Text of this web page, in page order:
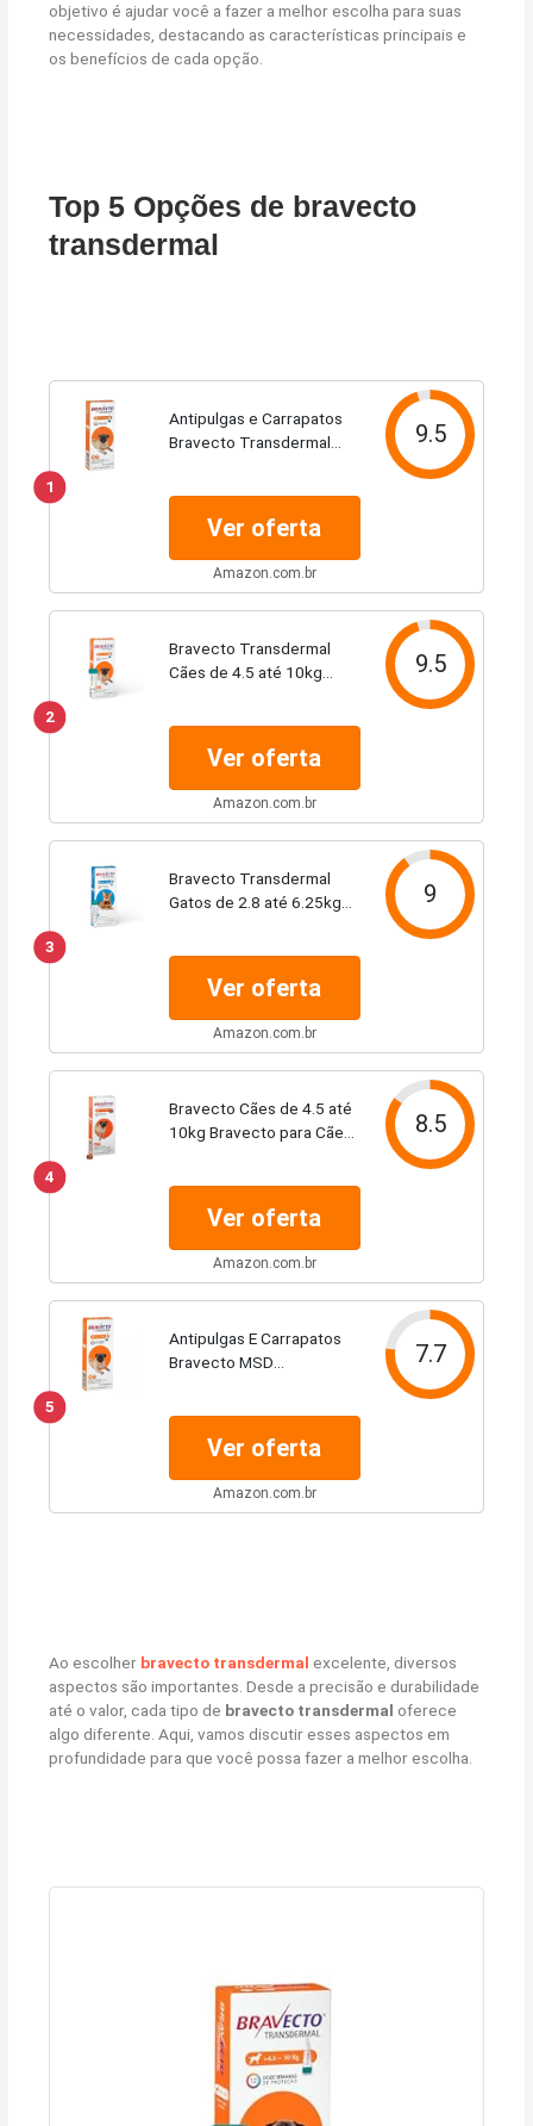
objetivo é ajudar você a fazer a melhor escolha para suas
necessidades, destacando as características principais e
os benefícios de cada opção.
Top 5 Opções de bravecto
transdermal
1
Antipulgas e Carrapatos
Bravecto Transdermal
9.5
Ver oferta
Amazon.com.br
2
Bravecto Transdermal
Cães de 4.5 até 10kg
9.5
Ver oferta
Amazon.com.br
3
Bravecto Transdermal
Gatos de 2.8 até 6.25kg
9
Ver oferta
Amazon.com.br
4
Bravecto Cães de 4.5 até
10kg Bravecto para Cães,
8.5
Ver oferta
Amazon.com.br
5
Antipulgas E Carrapatos
Bravecto MSD
7.7
Ver oferta
Amazon.com.br
Ao escolher bravecto transdermal excelente, diversos
aspectos são importantes. Desde a precisão e durabilidade
até o valor, cada tipo de bravecto transdermal oferece
algo diferente. Aqui, vamos discutir esses aspectos em
profundidade para que você possa fazer a melhor escolha.